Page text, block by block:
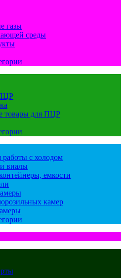
газы
среды
товары для ПЦР
работы с холодом
виалы
емкости
камер